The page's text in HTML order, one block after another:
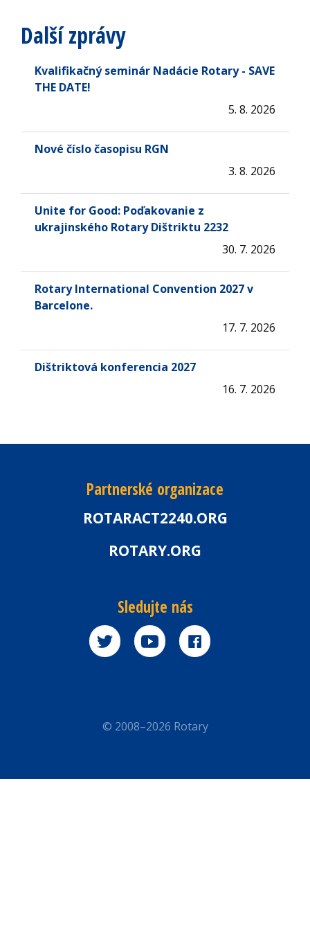
Další zprávy
Kvalifikačný seminár Nadácie Rotary - SAVE
THE DATE!
5. 8. 2026
Nové číslo časopisu RGN
3. 8. 2026
Unite for Good: Poďakovanie z
ukrajinského Rotary Dištriktu 2232
30. 7. 2026
Rotary International Convention 2027 v
Barcelone.
17. 7. 2026
Dištriktová konferencia 2027
16. 7. 2026
Partnerské organizace
ROTARACT2240.ORG
ROTARY.ORG
Sledujte nás
© 2008–2026 Rotary